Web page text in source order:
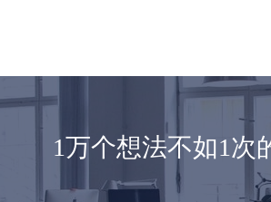
1万个想法不如1次